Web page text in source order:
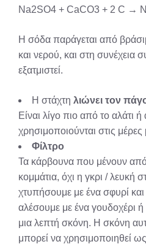
Na2SO4 + CaCO3 + 2 C →
Η σόδα παράγεται από
και νερού, και στη συνέχεια
εξατμιστεί.
Η στάχτη λιώνει τον
Είναι λίγο πιο από το αλάτι
χρησιμοποιούνται στις μέρες
Φίλτρο
Τα κάρβουνα που μένουν
κομμάτια, όχι η γκρι / λευκή
χτυπήσουμε με ένα σφυρί και
αλέσουμε με ένα γουδοχέρι
μια λεπτή σκόνη. Η σκόνη
μπορεί να χρησιμοποιηθεί